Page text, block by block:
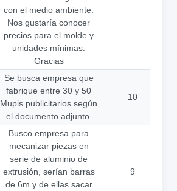
con el medio ambiente.
Nos gustaría conocer
precios para el molde y
unidades mínimas.
Gracias
Se busca empresa que
fabrique entre 30 y 50
Mupis publicitarios según
el documento adjunto.
10
Busco empresa para
mecanizar piezas en
serie de aluminio de
extrusión, serían barras
de 6m y de ellas sacar
9